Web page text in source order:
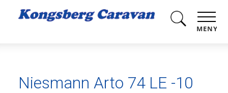
MENY
Niesmann Arto 74 LE -10